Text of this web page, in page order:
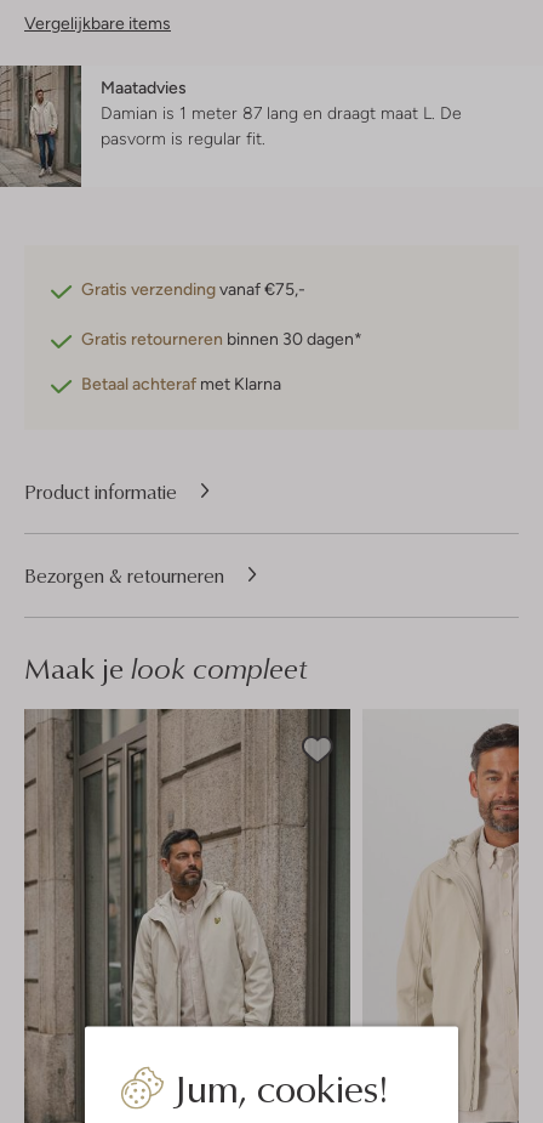
Jum, cookies!
Vergelijkbare items
Maatadvies
Damian is 1 meter 87 lang en draagt maat L. De
pasvorm is regular fit
Gratis verzendingvanaf €75,-
Gratis retourneren binnen 30 dagen*
Betaal achteraf met Klarna
Product informatie
Bezorgen & retourneren
Maak je look compleet